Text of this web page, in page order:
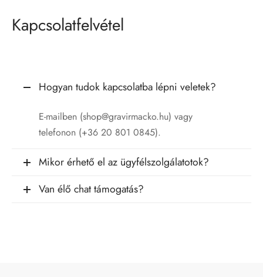
Kapcsolatfelvétel
Hogyan tudok kapcsolatba lépni veletek?
E-mailben (shop@gravirmacko.hu) vagy
telefonon (+36 20 801 0845).
Mikor érhető el az ügyfélszolgálatotok?
Van élő chat támogatás?